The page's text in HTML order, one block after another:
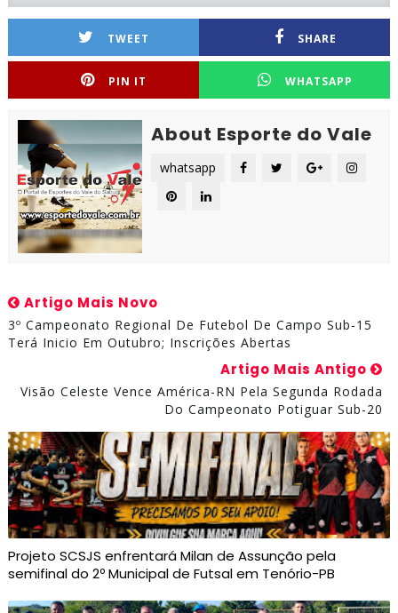
TWEET SHARE
PIN IT WHATSAPP
About Esporte do Vale
whatsapp
Artigo Mais Novo
3º Campeonato Regional De Futebol De Campo Sub-15
Terá Inicio Em Outubro; Inscrições Abertas
Artigo Mais Antigo
Visão Celeste Vence América-RN Pela Segunda Rodada
Do Campeonato Potiguar Sub-20
Projeto SCSJS enfrentará Milan de Assunção pela
semifinal do 2º Municipal de Futsal em Tenório-PB